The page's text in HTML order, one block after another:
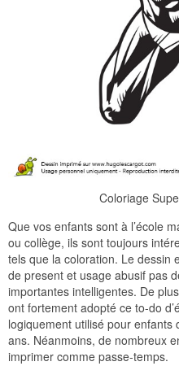
Coloriage
Que vos enfants sont à l’école
ou collège, ils sont toujours
tels que la coloration. Le dessin
de present et usage abusif pas
importantes intelligentes. De
ont fortement adopté ce to-do
logiquement utilisé pour enfants
ans. Néanmoins, de nombreux
imprimer comme passe-temps.